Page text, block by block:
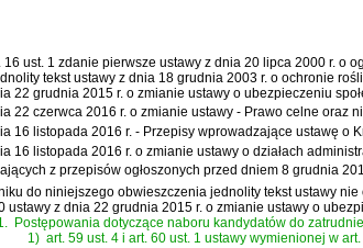
16 ust. 1 zdanie pierwsze ustawy z dnia 20 lipca 2000 r. o
tekstustawy z dnia 18 grudnia 2003 r. o ochronie
22 grudnia 2015 r. o zmianie ustawy o ubezpieczeniu
22 czerwca 2016 r. o zmianie ustawy - Prawo celne oraz
16 listopada 2016 r. - Przepisy wprowadzające ustawę o
16 listopada 2016 r. o zmianie ustawy o działach
z przepisów ogłoszonych przed dniem 8 grudnia
do niniejszego obwieszczenia jednolity tekst ustawy
ustawy z dnia 22 grudnia 2015 r. o zmianie ustawy o
Postępowania dotyczące naboru kandydatów do
1) art. 59 ust. 4 i art. 60 ust. 1 ustawy wymienionej w art.